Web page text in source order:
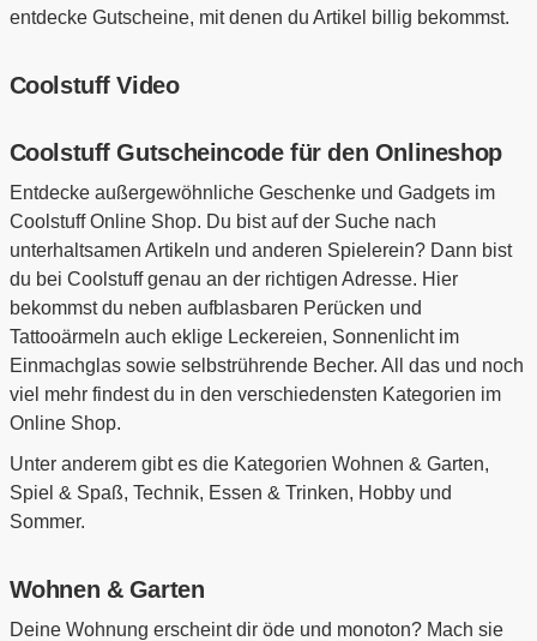
entdecke Gutscheine, mit denen du Artikel billig bekommst.
Coolstuff Video
Coolstuff Gutscheincode für den Onlineshop
Entdecke außergewöhnliche Geschenke und Gadgets im
Coolstuff Online Shop. Du bist auf der Suche nach
unterhaltsamen Artikeln und anderen Spielerein? Dann bist
du bei Coolstuff genau an der richtigen Adresse. Hier
bekommst du neben aufblasbaren Perücken und
Tattooärmeln auch eklige Leckereien, Sonnenlicht im
Einmachglas sowie selbstrührende Becher. All das und noch
viel mehr findest du in den verschiedensten Kategorien im
Online Shop.
Unter anderem gibt es die Kategorien Wohnen & Garten,
Spiel & Spaß, Technik, Essen & Trinken, Hobby und
Sommer.
Wohnen & Garten
Deine Wohnung erscheint dir öde und monoton? Mach sie